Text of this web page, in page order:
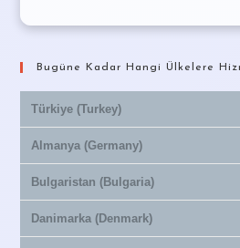
Bugüne Kadar Hangi Ülkelere
Türkiye (Turkey)
Almanya (Germany)
Bulgaristan (Bulgaria)
Danimarka (Denmark)